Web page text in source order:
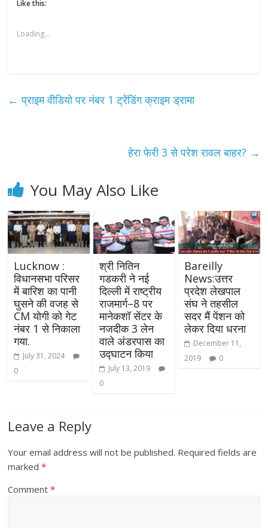
Like this:
Loading...
← प्राइम वीडियो पर नंबर 1 ट्रेंडिंग क्राइम ड्रामा
हेरा फेरी 3 से परेश रावल बाहर? →
You May Also Like
Lucknow :
विधानसभा परिसर
में बारिश का पानी
घुसने की वजह से
CM योगी को गेट
नंबर 1 से निकाला
गया.
July 31, 2024
0
श्री नितिन
गडकरी ने नई
दिल्ली में राष्ट्रीय
राजमार्ग–8 पर
मानेकशॉ सेंटर के
नजदीक 3 लेन
वाले अंडरपास का
उद्घाटन किया
July 13, 2019
0
Bareilly
News:उत्तर
प्रदेश लेखपाल
संघ ने तहसील
सदर मैं पेंशन को
लेकर दिया धरना
December 11,
2019
0
Leave a Reply
Your email address will not be published. Required fields are
marked*
Comment*